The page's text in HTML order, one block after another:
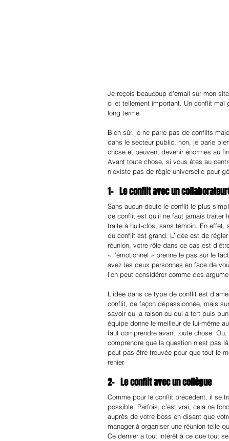
Je reçois beaucoup d’email sur mon
ci et tellement important. Un conflit mal
long terme.
Bien sûr, je ne parle pas de conflits
dans le secteur public, non, je parle
chose et peuvent devenir énormes au
Avant toute chose, si vous êtes au
n’existe pas de règle universelle pour
1-   Le conflit avec un
Sans aucun doute le conflit le plus
de conflit est qu’il ne faut jamais
traite à huit-clos, sans témoin. En effet,
du conflit est grand. L’idée est de
réunion, votre rôle dans ce cas est
« l’émotionnel » prenne le pas sur le
avez les deux personnes en face de
l’on peut considérer comme des
L’idée dans ce type de conflit est
conflit, de façon dépassionnée, mais
savoir qui a raison ou qui a tort puis
équipe donne le meilleur de lui-même
faut comprendre avant toute chose.
comprendre que la question n’est pas
peut pas être trouvée pour que tout le
renier.
2-   Le conflit avec un collègue
Comme pour le conflit précédent, il se
possible. Parfois, c’est vrai, cela ne
auprès de votre boss en disant que
manager à organiser une réunion telle
Ce dernier a tout intérêt à ce que tout